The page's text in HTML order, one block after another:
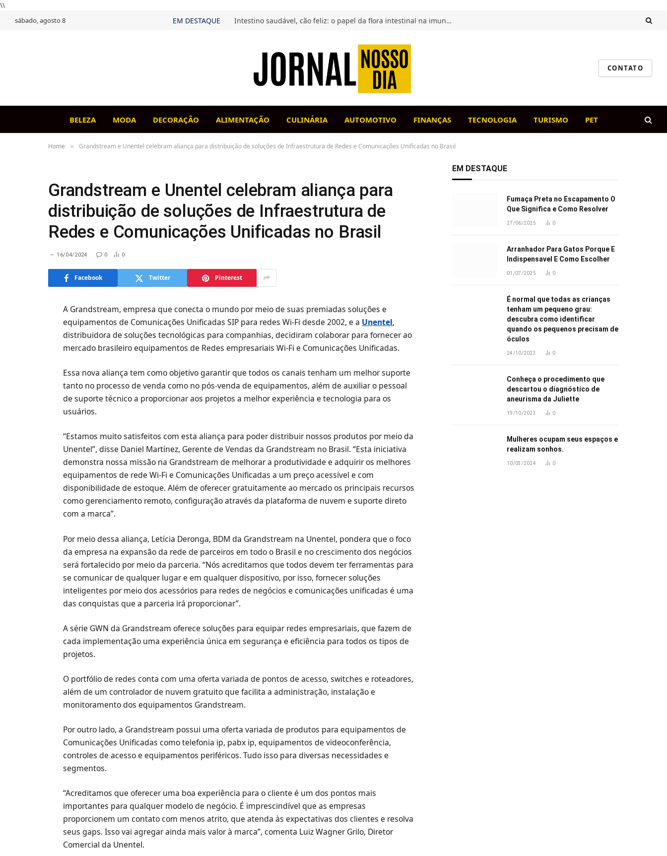
\\
sábado, agosto 8 EM DESTAQUE Intestino saudável, cão feliz: o papel da flora intestinal na imunidade canina
CONTATO
BELEZA MODA DECORAÇÃO ALIMENTAÇÃO CULINÁRIA AUTOMOTIVO FINANÇAS TECNOLOGIA TURISMO PET
Home » Grandstream e Unentel celebram aliança para distribuição de soluções de Infraestrutura de Redes e Comunicações Unificadas no Brasil
Grandstream e Unentel celebram aliança para
distribuição de soluções de Infraestrutura de
Redes e Comunicações Unificadas no Brasil
16/04/2024 0 0
Facebook Twitter Pinterest
A Grandstream, empresa que conecta o mundo por meio de suas premiadas soluções e
equipamentos de Comunicações Unificadas SIP para redes Wi-Fi desde 2002, e a Unentel,
distribuidora de soluções tecnológicas para companhias, decidiram colaborar para fornecer ao
mercado brasileiro equipamentos de Redes empresariais Wi-Fi e Comunicações Unificadas.
Essa nova aliança tem como objetivo garantir que todos os canais tenham um melhor suporte
tanto no processo de venda como no pós-venda de equipamentos, além de auxiliar o pessoal
de suporte técnico a proporcionar aos projetos a melhor experiência e tecnologia para os
usuários.
“Estamos muito satisfeitos com esta aliança para poder distribuir nossos produtos por meio da
Unentel”, disse Daniel Martínez, Gerente de Vendas da Grandstream no Brasil. “Esta iniciativa
demonstra nossa missão na Grandstream de melhorar a produtividade e adquirir os melhores
equipamentos de rede Wi-Fi e Comunicações Unificadas a um preço acessível e com
disponibilidade de estoque. Além de oferecer gratuitamente ao mercado os principais recursos
como gerenciamento remoto, configuração através da plataforma de nuvem e suporte direto
com a marca”.
Por meio dessa aliança, Letícia Deronga, BDM da Grandstream na Unentel, pondera que o foco
da empresa na expansão da rede de parceiros em todo o Brasil e no crescimento dos negócios
será fortalecido por meio da parceria. “Nós acreditamos que todos devem ter ferramentas para
se comunicar de qualquer lugar e em qualquer dispositivo, por isso, fornecer soluções
inteligentes por meio dos acessórios para redes de negócios e comunicações unificadas é uma
das conquistas que a parceria irá proporcionar”.
A série GWN da Grandstream oferece soluções para equipar redes empresariais, que fazem de
cada implementação uma experiência única em segurança e eficiência para todos os tipos de
projetos.
O portfólio de redes conta com uma oferta variada de pontos de acesso, switches e roteadores,
além de um controlador de nuvem gratuito que facilita a administração, instalação e
monitoramento dos equipamentos Grandstream.
Por outro lado, a Grandstream possui uma oferta variada de produtos para equipamentos de
Comunicações Unificadas como telefonia ip, pabx ip, equipamentos de videoconferência,
controles de acesso e equipamentos periféricos. Tudo isso para diversas necessidades e
segmentos.
“Acreditamos que oferecer uma boa experiência para o cliente é um dos pontos mais
importantes para qualquer modelo de negócio. É imprescindível que as empresas
proporcionem um contato com menos atrito, que atenda às expectativas dos clientes e resolva
seus gaps. Isso vai agregar ainda mais valor à marca”, comenta Luiz Wagner Grilo, Diretor
Comercial da Unentel.
EM DESTAQUE
Fumaça Preta no Escapamento O
Que Significa e Como Resolver
27/06/2025 0
Arranhador Para Gatos Porque E
Indispensavel E Como Escolher
01/07/2025 0
É normal que todas as crianças
tenham um pequeno grau:
descubra como identificar
quando os pequenos precisam de
óculos
24/10/2023 0
Conheça o procedimento que
descartou o diagnóstico de
aneurisma da Juliette
19/10/2023 0
Mulheres ocupam seus espaços e
realizam sonhos.
10/03/2024 0